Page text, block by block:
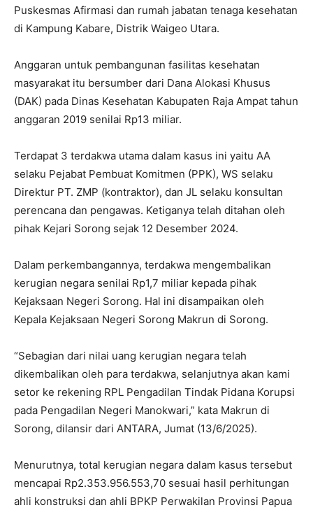
Puskesmas Afirmasi dan rumah jabatan tenaga kesehatan
di Kampung Kabare, Distrik Waigeo Utara.
Anggaran untuk pembangunan fasilitas kesehatan
masyarakat itu bersumber dari Dana Alokasi Khusus
(DAK) pada Dinas Kesehatan Kabupaten Raja Ampat tahun
anggaran 2019 senilai Rp13 miliar.
Terdapat 3 terdakwa utama dalam kasus ini yaitu AA
selaku Pejabat Pembuat Komitmen (PPK), WS selaku
Direktur PT. ZMP (kontraktor), dan JL selaku konsultan
perencana dan pengawas. Ketiganya telah ditahan oleh
pihak Kejari Sorong sejak 12 Desember 2024.
Dalam perkembangannya, terdakwa mengembalikan
kerugian negara senilai Rp1,7 miliar kepada pihak
Kejaksaan Negeri Sorong. Hal ini disampaikan oleh
Kepala Kejaksaan Negeri Sorong Makrun di Sorong.
“Sebagian dari nilai uang kerugian negara telah
dikembalikan oleh para terdakwa, selanjutnya akan kami
setor ke rekening RPL Pengadilan Tindak Pidana Korupsi
pada Pengadilan Negeri Manokwari,” kata Makrun di
Sorong, dilansir dari ANTARA, Jumat (13/6/2025).
Menurutnya, total kerugian negara dalam kasus tersebut
mencapai Rp2.353.956.553,70 sesuai hasil perhitungan
ahli konstruksi dan ahli BPKP Perwakilan Provinsi Papua